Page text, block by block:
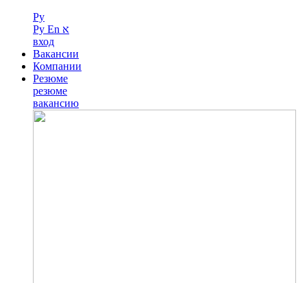
Ру
Ру En א
вход
Вакансии
Компании
Резюме
резюме
вакансию